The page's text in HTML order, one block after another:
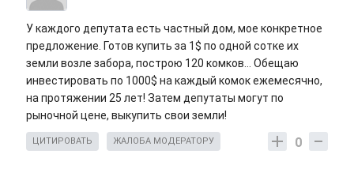
У каждого депутата есть частный дом, мое конкретное
предложение. Готов купить за 1$ по одной сотке их
земли возле забора, построю 120 комков... Обещаю
инвестировать по 1000$ на каждый комок ежемесячно,
на протяжении 25 лет! Затем депутаты могут по
рыночной цене, выкупить свои земли!
0
ЦИТИРОВАТЬ ЖАЛОБА МОДЕРАТОРУ